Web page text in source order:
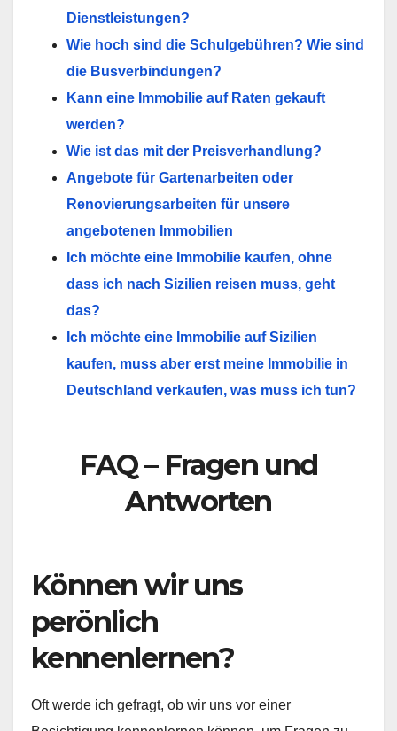
Dienstleistungen?
Wie hoch sind die Schulgebühren? Wie sind
die Busverbindungen?
Kann eine Immobilie auf Raten gekauft
werden?
Wie ist das mit der Preisverhandlung?
Angebote für Gartenarbeiten oder
Renovierungsarbeiten für unsere
angebotenen Immobilien
Ich möchte eine Immobilie kaufen, ohne
dass ich nach Sizilien reisen muss, geht
das?
Ich möchte eine Immobilie auf Sizilien
kaufen, muss aber erst meine Immobilie in
Deutschland verkaufen, was muss ich tun?
FAQ – Fragen und
Antworten
Können wir uns
perönlich
kennenlernen?
Oft werde ich gefragt, ob wir uns vor einer